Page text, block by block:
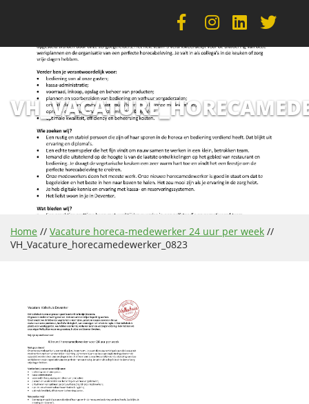
Home // Vacature horeca-medewerker 24 uur per week //
VH_Vacature_horecamedewerker_0823